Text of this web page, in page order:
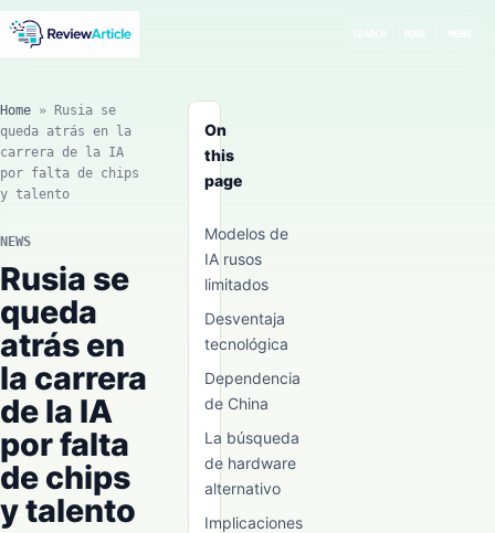
On
this
page
Modelos de
IA rusos
limitados
Desventaja
tecnológica
Dependencia
de China
La búsqueda
de hardware
alternativo
Implicaciones
Home »
Rusia se
queda atrás en la
carrera de la IA
por falta de chips
y talento
NEWS
Rusia se
queda
atrás en
la carrera
de la IA
por falta
de chips
y talento